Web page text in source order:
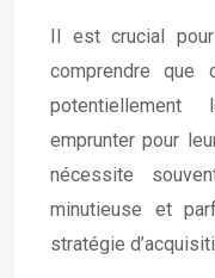
Il est crucial
comprendre que
emprunter pour
nécessite
minutieuse et
stratégie